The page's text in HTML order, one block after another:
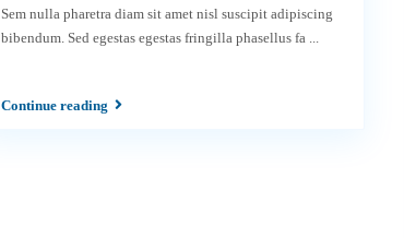
Sem nulla pharetra diam sit amet nisl suscipit adipiscing
bibendum. Sed egestas egestas fringilla phasellus fa ...
Continue reading